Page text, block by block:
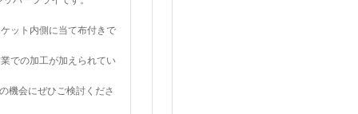
ット内側に当て布付きで
での加工が加えられてい
機会にぜひご検討くださ